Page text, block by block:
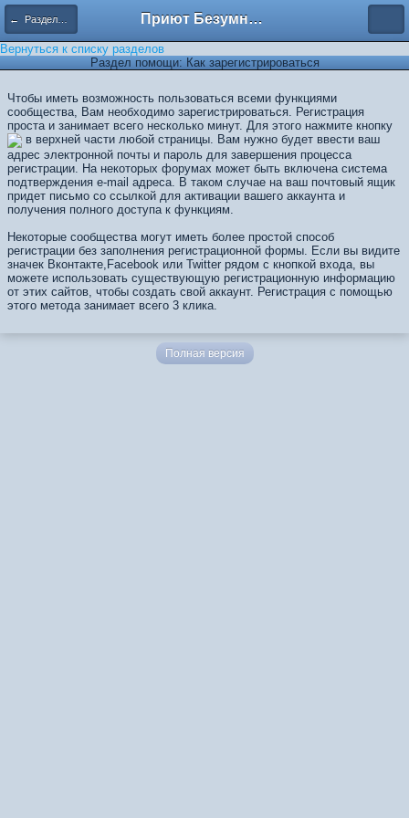
← Разделы помощи Приют Безумных
Вернуться к списку разделов
Раздел помощи: Как зарегистрироваться
Чтобы иметь возможность пользоваться всеми функциями
сообщества, Вам необходимо зарегистрироваться. Регистрация
проста и занимает всего несколько минут. Для этого нажмите кнопку
в верхней части любой страницы. Вам нужно будет ввести ваш
адрес электронной почты и пароль для завершения процесса
регистрации. На некоторых форумах может быть включена система
подтверждения e-mail адреса. В таком случае на ваш почтовый ящик
придет письмо со ссылкой для активации вашего аккаунта и
получения полного доступа к функциям.
Некоторые сообщества могут иметь более простой способ
регистрации без заполнения регистрационной формы. Если вы видите
значек Вконтакте,Facebook или Twitter рядом с кнопкой входа, вы
можете использовать существующую регистрационную информацию
от этих сайтов, чтобы создать свой ​​аккаунт. Регистрация с помощью
этого метода занимает всего 3 клика.
Полная версия